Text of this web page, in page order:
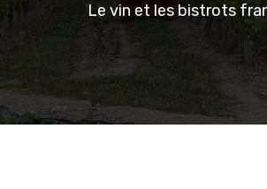
Le vin et les bistrots